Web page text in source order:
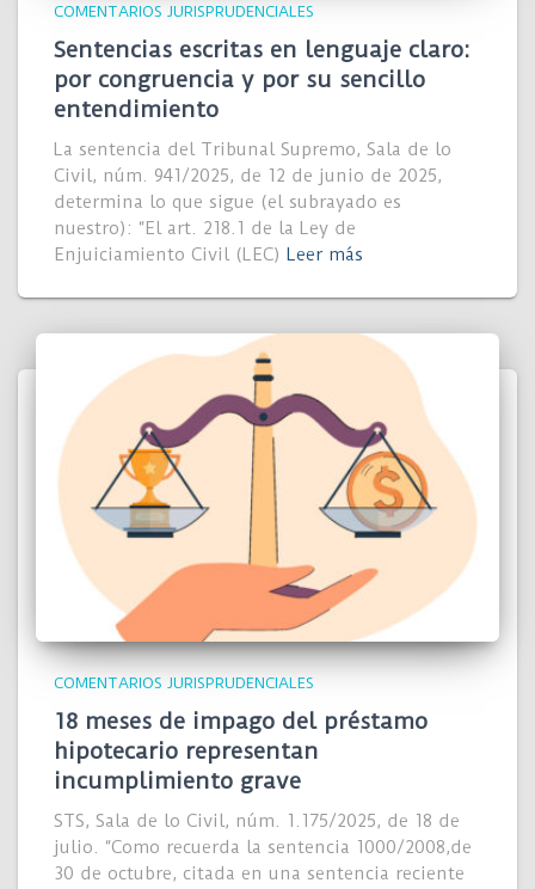
COMENTARIOS JURISPRUDENCIALES
Sentencias escritas en lenguaje claro:
por congruencia y por su sencillo
entendimiento
La sentencia del Tribunal Supremo, Sala de lo
Civil, núm. 941/2025, de 12 de junio de 2025,
determina lo que sigue (el subrayado es
nuestro): “El art. 218.1 de la Ley de
Enjuiciamiento Civil (LEC) Leer más
COMENTARIOS JURISPRUDENCIALES
18 meses de impago del préstamo
hipotecario representan
incumplimiento grave
STS, Sala de lo Civil, núm. 1.175/2025, de 18 de
julio. “Como recuerda la sentencia 1000/2008,de
30 de octubre, citada en una sentencia reciente